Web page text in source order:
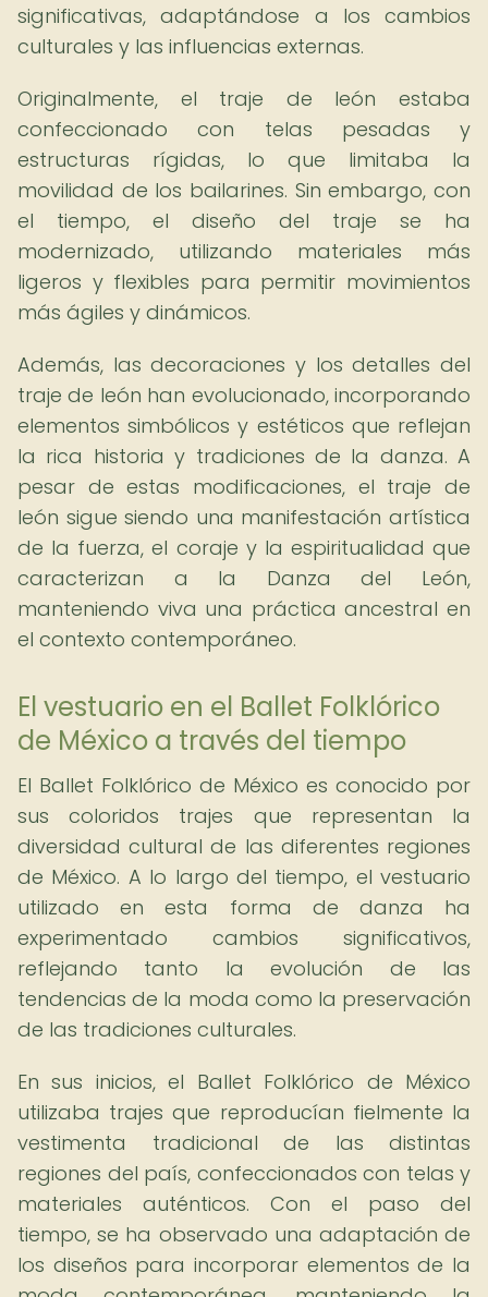
significativas, adaptándose a los cambios
culturales y las influencias externas.
Originalmente, el traje de león estaba
confeccionado con telas pesadas y
estructuras rígidas, lo que limitaba la
movilidad de los bailarines. Sin embargo, con
el tiempo, el diseño del traje se ha
modernizado, utilizando materiales más
ligeros y flexibles para permitir movimientos
más ágiles y dinámicos.
Además, las decoraciones y los detalles del
traje de león han evolucionado, incorporando
elementos simbólicos y estéticos que reflejan
la rica historia y tradiciones de la danza. A
pesar de estas modificaciones, el traje de
león sigue siendo una manifestación artística
de la fuerza, el coraje y la espiritualidad que
caracterizan a la Danza del León,
manteniendo viva una práctica ancestral en
el contexto contemporáneo.
El vestuario en el Ballet Folklórico
de México a través del tiempo
El Ballet Folklórico de México es conocido por
sus coloridos trajes que representan la
diversidad cultural de las diferentes regiones
de México. A lo largo del tiempo, el vestuario
utilizado en esta forma de danza ha
experimentado cambios significativos,
reflejando tanto la evolución de las
tendencias de la moda como la preservación
de las tradiciones culturales.
En sus inicios, el Ballet Folklórico de México
utilizaba trajes que reproducían fielmente la
vestimenta tradicional de las distintas
regiones del país, confeccionados con telas y
materiales auténticos. Con el paso del
tiempo, se ha observado una adaptación de
los diseños para incorporar elementos de la